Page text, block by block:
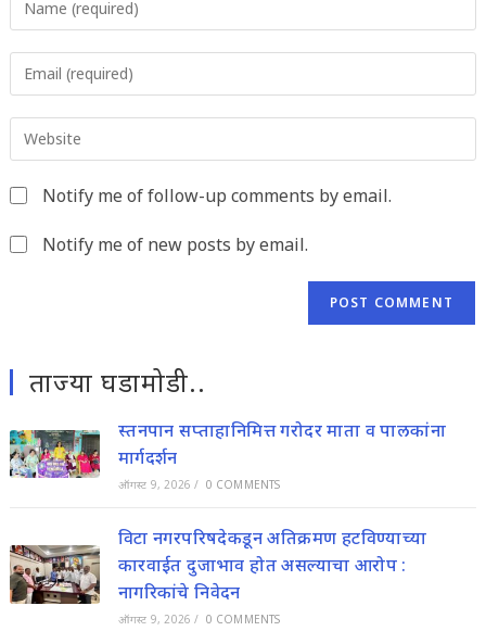
your
username
to
comment
your
address
to
comment
your
URL
Notify me of follow-up comments by email.
Notify me of new posts by email.
ताज्या घडामोडी..
स्तनपान सप्ताहानिमित्त गरोदर माता व पालकांना
मार्गदर्शन
ऑगस्ट 9, 2026 / 0 COMMENTS
विटा नगरपरिषदेकडून अतिक्रमण हटविण्याच्या
कारवाईत दुजाभाव होत असल्याचा आरोप :
नागरिकांचे निवेदन
ऑगस्ट 9, 2026 / 0 COMMENTS